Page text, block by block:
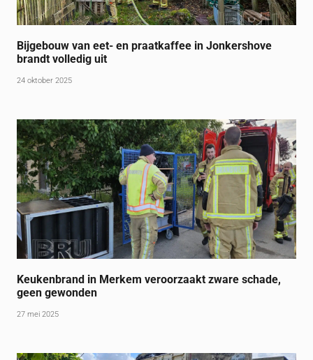
Bijgebouw van eet- en praatkaffee in Jonkershove
brandt volledig uit
24 oktober 2025
Keukenbrand in Merkem veroorzaakt zware schade,
geen gewonden
27 mei 2025